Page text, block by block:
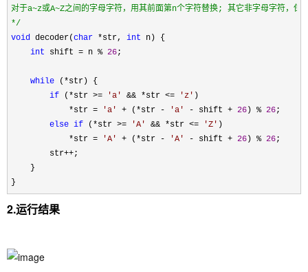
*/
void decoder(char *str, int n) {
int shift = n % 26;
while (*str) {
if (*str >= 'a ' && *str <= 'z ' )
*str =
'a ' + (*str - 'a ' - shift + 26 ) % 26;
else if (*str >= 'A ' && *str <= 'Z ' )
*str =
'A ' + (*str - 'A ' - shift + 26 ) % 26;
        str
++;
    }
}
2.运行结果